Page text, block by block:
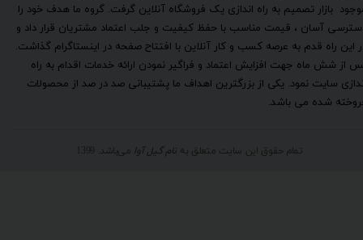
بازار تصمیم به راه اندازی یک فروشگاه آنلاین گرفت. گروه ما هدف خود را
آسان ، قیمت مناسب با حفظ کیفیت و جلب اعتماد مشتریان قرار داد و
این راه قدم به عرصه کسب و کار آنلاین با افتتاح صفحه در اینستاگرام گذاشت.
از شش ماه جهت افزایش اعتماد و فراگیر نمودن ارائه خدمات اقدام به راه
سایت نمود. یکی از بزرگترین اهداف ما پشتیبانی صد در صد از محصولات
شده می باشد.
تمام حقوق این سایت متعلق به نام گیل آوا می‌باشد. 1399